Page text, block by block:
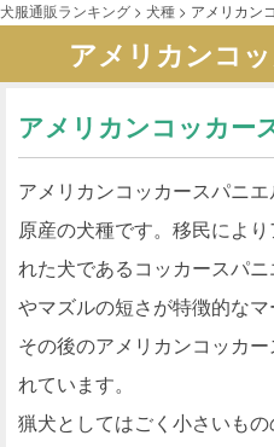
犬服通販ランキング > 犬種 > アメリカン
アメリカンコ
アメリカンコッカー
アメリカンコッカースパニ
原産の犬種です。移民によ
れた犬であるコッカースパ
やマズルの短さが特徴的な
その後のアメリカンコッカ
れています。
猟犬としてはごく小さいも